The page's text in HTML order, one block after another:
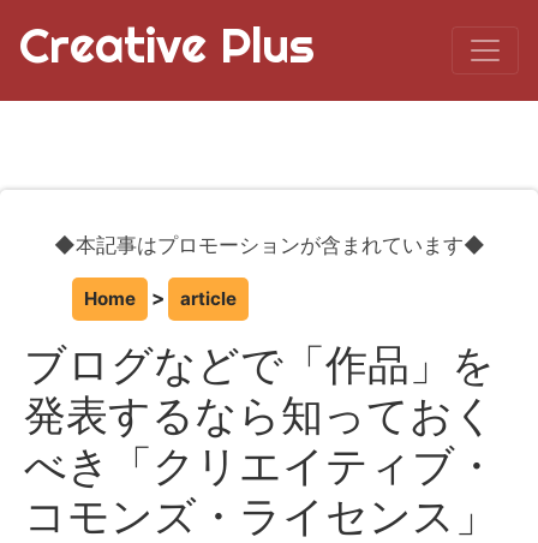
Creative Plus
◆本記事はプロモーションが含まれています◆
Home article
ブログなどで「作品」を
発表するなら知っておく
べき「クリエイティブ・
コモンズ・ライセンス」